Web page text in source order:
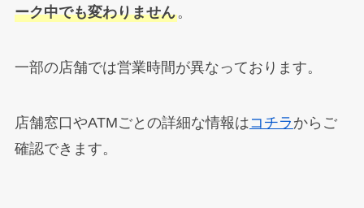
ーク中でも変わりません。
一部の店舗では営業時間が異なっております。
店舗窓口やATMごとの詳細な情報はコチラ からご
確認できます。